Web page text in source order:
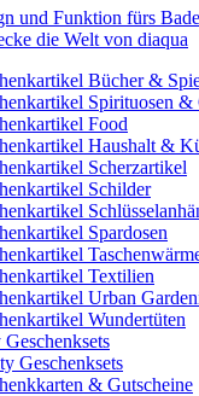
und Funktion fürs
die Welt von diaqua
Bücher &
Spirituosen &
Food
Haushalt &
Scherzartikel
Schilder
Spardosen
Textilien
Urban
Wundertüten
Geschenksets
& Gutscheine